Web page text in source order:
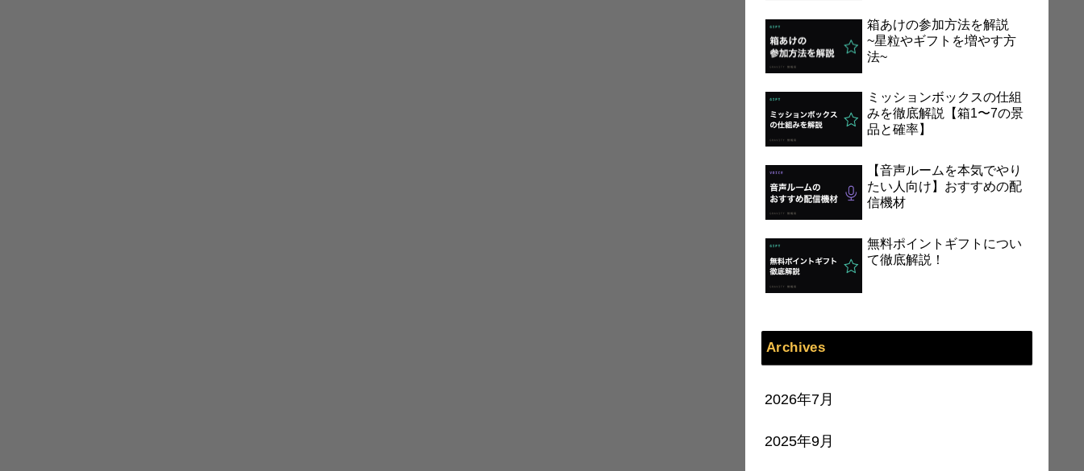
箱あけの参加方法を解説
~星粒やギフトを増やす方
法~
ミッションボックスの仕組
みを徹底解説【箱1〜7の景
品と確率】
【音声ルームを本気でやり
たい人向け】おすすめの配
信機材
無料ポイントギフトについ
て徹底解説！
Archives
2026年7月
2025年9月